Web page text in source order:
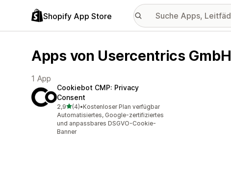
Shopify App Store
Apps von Usercentrics GmbH
1 App
Cookiebot CMP: Privacy
Consent
2,9von 5 Sternen
(4)
4 Rezensionen insgesamt
•Kostenloser Plan verfügbar
Automatisiertes, Google-zertifiziertes
und anpassbares DSGVO-Cookie-
Banner